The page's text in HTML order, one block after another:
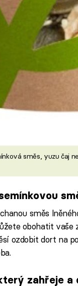
směs, yuzu čaj
směs
obohatit vaše
ozdobit dort na
zahřeje a